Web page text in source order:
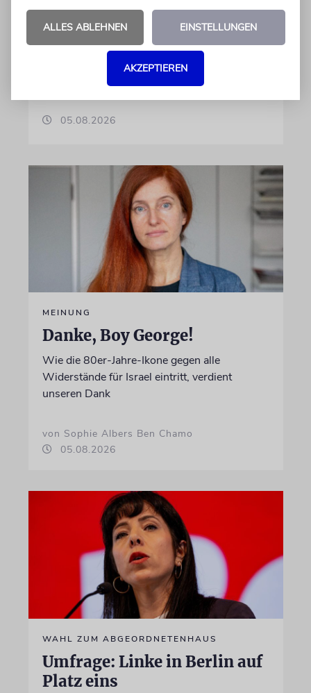
Der Australier war wegen anti-israelischer
Gesten heftig kritisiert worden und hatte
vergangene Saison bei dem
Bundesligaabsteiger für eine Krise unter
Führung und Fans gesorgt
05.08.2026
MEINUNG
Danke, Boy George!
Wie die 80er-Jahre-Ikone gegen alle
Widerstände für Israel eintritt, verdient
unseren Dank
von Sophie Albers Ben Chamo
05.08.2026
WAHL ZUM ABGEORDNETENHAUS
Umfrage: Linke in Berlin auf
Platz eins
ALLES ABLEHNEN EINSTELLUNGEN
AKZEPTIEREN